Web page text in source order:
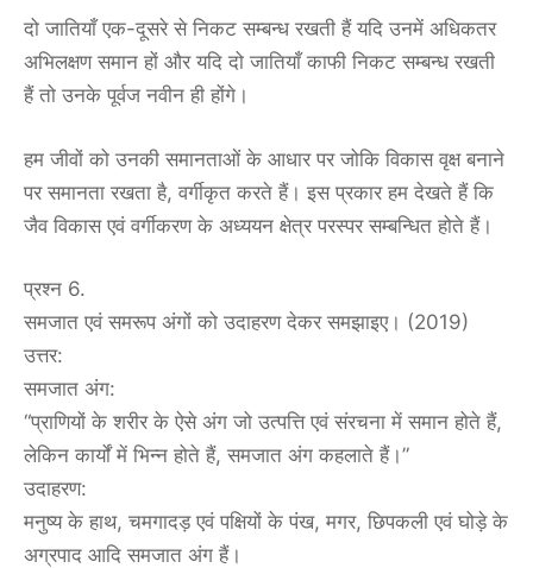
दो जातियाँ एक-दूसरे से निकट सम्बन्ध रखती हैं यदि उनमें अधिकतर
अभिलक्षण समान हों और यदि दो जातियाँ काफी निकट सम्बन्ध रखती
हैं तो उनके पूर्वज नवीन ही होंगे।
हम जीवों को उनकी समानताओं के आधार पर जोकि विकास वृक्ष बनाने
पर समानता रखता है, वर्गीकृत करते हैं। इस प्रकार हम देखते हैं कि
जैव विकास एवं वर्गीकरण के अध्ययन क्षेत्र परस्पर सम्बन्धित होते हैं।
प्रश्न 6.
समजात एवं समरूप अंगों को उदाहरण देकर समझाइए। (2019)
उत्तर:
समजात अंग:
“प्राणियों के शरीर के ऐसे अंग जो उत्पत्ति एवं संरचना में समान होते हैं,
लेकिन कार्यों में भिन्न होते हैं, समजात अंग कहलाते हैं।”
उदाहरण:
मनुष्य के हाथ, चमगादड़ एवं पक्षियों के पंख, मगर, छिपकली एवं घोड़े के
अग्रपाद आदि समजात अंग हैं।